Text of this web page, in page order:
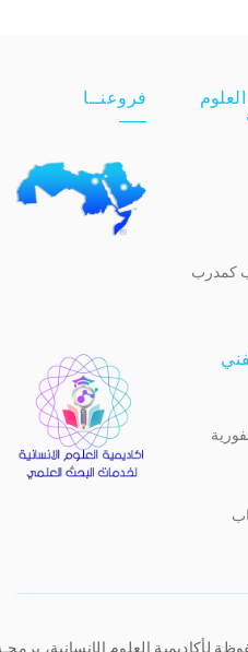
كمدرب
فروعنــا
لأكاديمية العلوم الإنسانية،